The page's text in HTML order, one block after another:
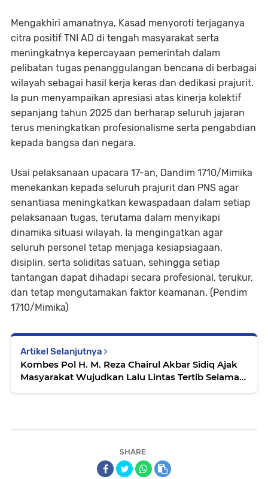
Mengakhiri amanatnya, Kasad menyoroti terjaganya
citra positif TNI AD di tengah masyarakat serta
meningkatnya kepercayaan pemerintah dalam
pelibatan tugas penanggulangan bencana di berbagai
wilayah sebagai hasil kerja keras dan dedikasi prajurit.
Ia pun menyampaikan apresiasi atas kinerja kolektif
sepanjang tahun 2025 dan berharap seluruh jajaran
terus meningkatkan profesionalisme serta pengabdian
kepada bangsa dan negara.
Usai pelaksanaan upacara 17-an, Dandim 1710/Mimika
menekankan kepada seluruh prajurit dan PNS agar
senantiasa meningkatkan kewaspadaan dalam setiap
pelaksanaan tugas, terutama dalam menyikapi
dinamika situasi wilayah. Ia mengingatkan agar
seluruh personel tetap menjaga kesiapsiagaan,
disiplin, serta soliditas satuan, sehingga setiap
tantangan dapat dihadapi secara profesional, terukur,
dan tetap mengutamakan faktor keamanan. (Pendim
1710/Mimika)
Artikel Selanjutnya
Kombes Pol H. M. Reza Chairul Akbar Sidiq Ajak
Masyarakat Wujudkan Lalu Lintas Tertib Selama
SHARE